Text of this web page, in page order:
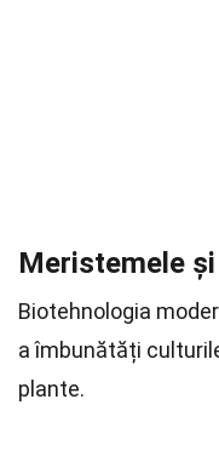
Meristemele
Biotehnologia
a îmbunătăți
plante.